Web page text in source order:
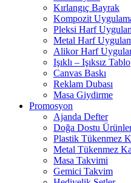
Kırlangıç Bayrak
Kompozit
Pleksi Harf
Metal Harf
Alikor Harf
Işıklı – Işıksız Tablo
Canvas Baskı
Reklam Dubası
Masa Giydirme
Promosyon
Ajanda Defter
Doğa Dostu
Plastik Tükenmez
Metal Tükenmez
Masa Takvimi
Gemici Takvim